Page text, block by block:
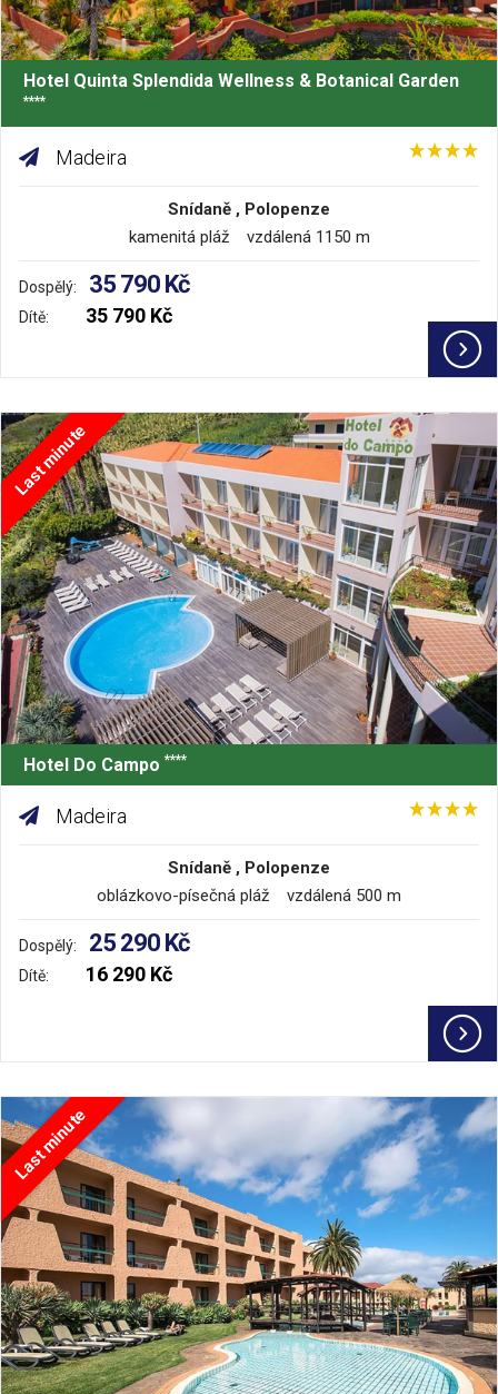
Hotel Quinta Splendida Wellness & Botanical Garden
****
Madeira
Snídaně , Polopenze
kamenitá pláž vzdálená 1150 m
Dospělý: 35 790 Kč
Dítě: 35 790 Kč
Last minute
Hotel Do Campo ****
Madeira
Snídaně , Polopenze
oblázkovo-písečná pláž vzdálená 500 m
Dospělý: 25 290 Kč
Dítě: 16 290 Kč
Last minute